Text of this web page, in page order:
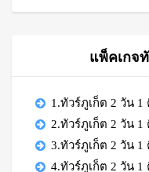
แพ็คเกจ
1.ทัวร์ภูเก็ต 2 วัน 1
2.ทัวร์ภูเก็ต 2 วัน 1
3.ทัวร์ภูเก็ต 2 วัน
4.ทัวร์ภูเก็ต 2 วัน 1